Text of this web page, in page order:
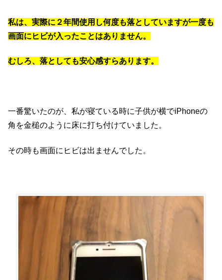
私は、実際に２年間使用し何度も落としていますが一度も
画面にヒビが入ったことはありません。
むしろ、落としても安心感すらあります。
一番驚いたのが、私が寝ている時に子供が横でiPhoneの
角を金槌のように床に打ち付けていました。
その時も画面にヒビは出ませんでした。